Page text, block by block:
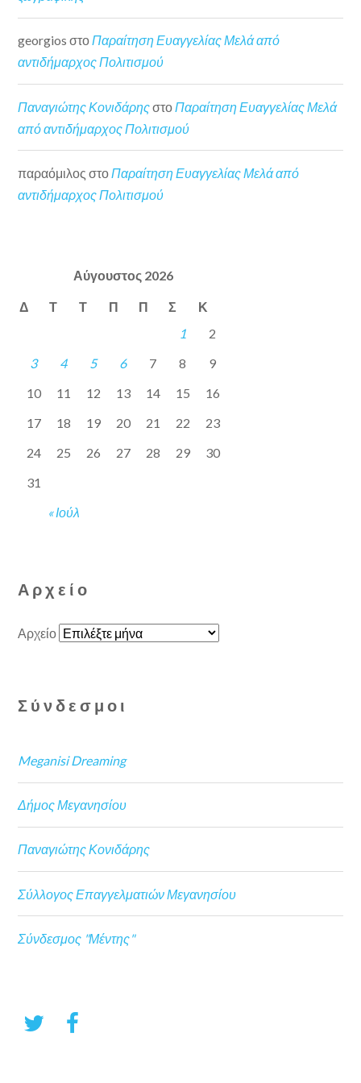
georgios στοΠαραίτηση Ευαγγελίας Μελά από
αντιδήμαρχος Πολιτισμού
Παναγιώτης Κονιδάρηςστο Παραίτηση Ευαγγελίας Μελά
από αντιδήμαρχος Πολιτισμού
παραόμιλος στοΠαραίτηση Ευαγγελίας Μελά από
αντιδήμαρχος Πολιτισμού
Αύγουστος 2026
Δ Τ Τ Π Π Σ Κ
« Ιούλ
1
2
3
4 5 6 7 8
9
10
11 12 13 14 15
16
17
18 19 20 21 22
23
24
25 26 27 28 29
30
31
Αρχείο
Αρχείο
Σύνδεσμοι
Meganisi Dreaming
Δήμος Μεγανησίου
Παναγιώτης Κονιδάρης
Σύλλογος Επαγγελματιών Μεγανησίου
Σύνδεσμος "Μέντης"